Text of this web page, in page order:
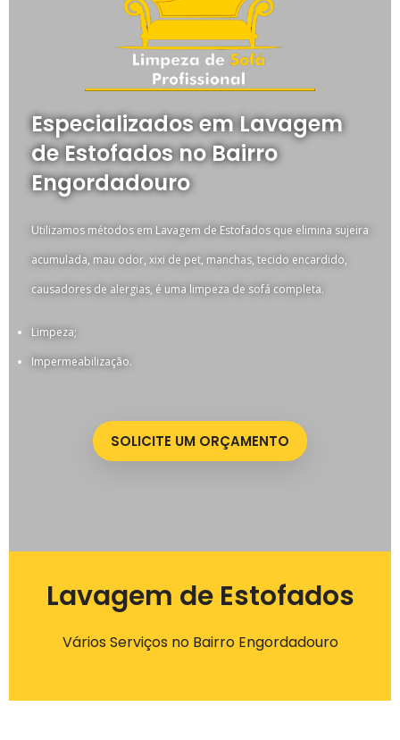
Especializados em Lavagem
de Estofados no Bairro
Engordadouro
Utilizamos métodos em Lavagem de Estofados que elimina sujeira
acumulada, mau odor, xixi de pet, manchas, tecido encardido,
causadores de alergias, é uma limpeza de sofá completa.
Limpeza;
Impermeabilização.
SOLICITE UM ORÇAMENTO
Lavagem de Estofados
Vários Serviços no Bairro Engordadouro